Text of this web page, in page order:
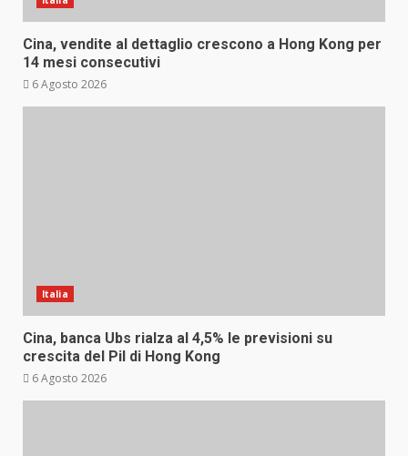
Cina, vendite al dettaglio crescono a Hong Kong per
14 mesi consecutivi
6 Agosto 2026
Italia
Cina, banca Ubs rialza al 4,5% le previsioni su
crescita del Pil di Hong Kong
6 Agosto 2026